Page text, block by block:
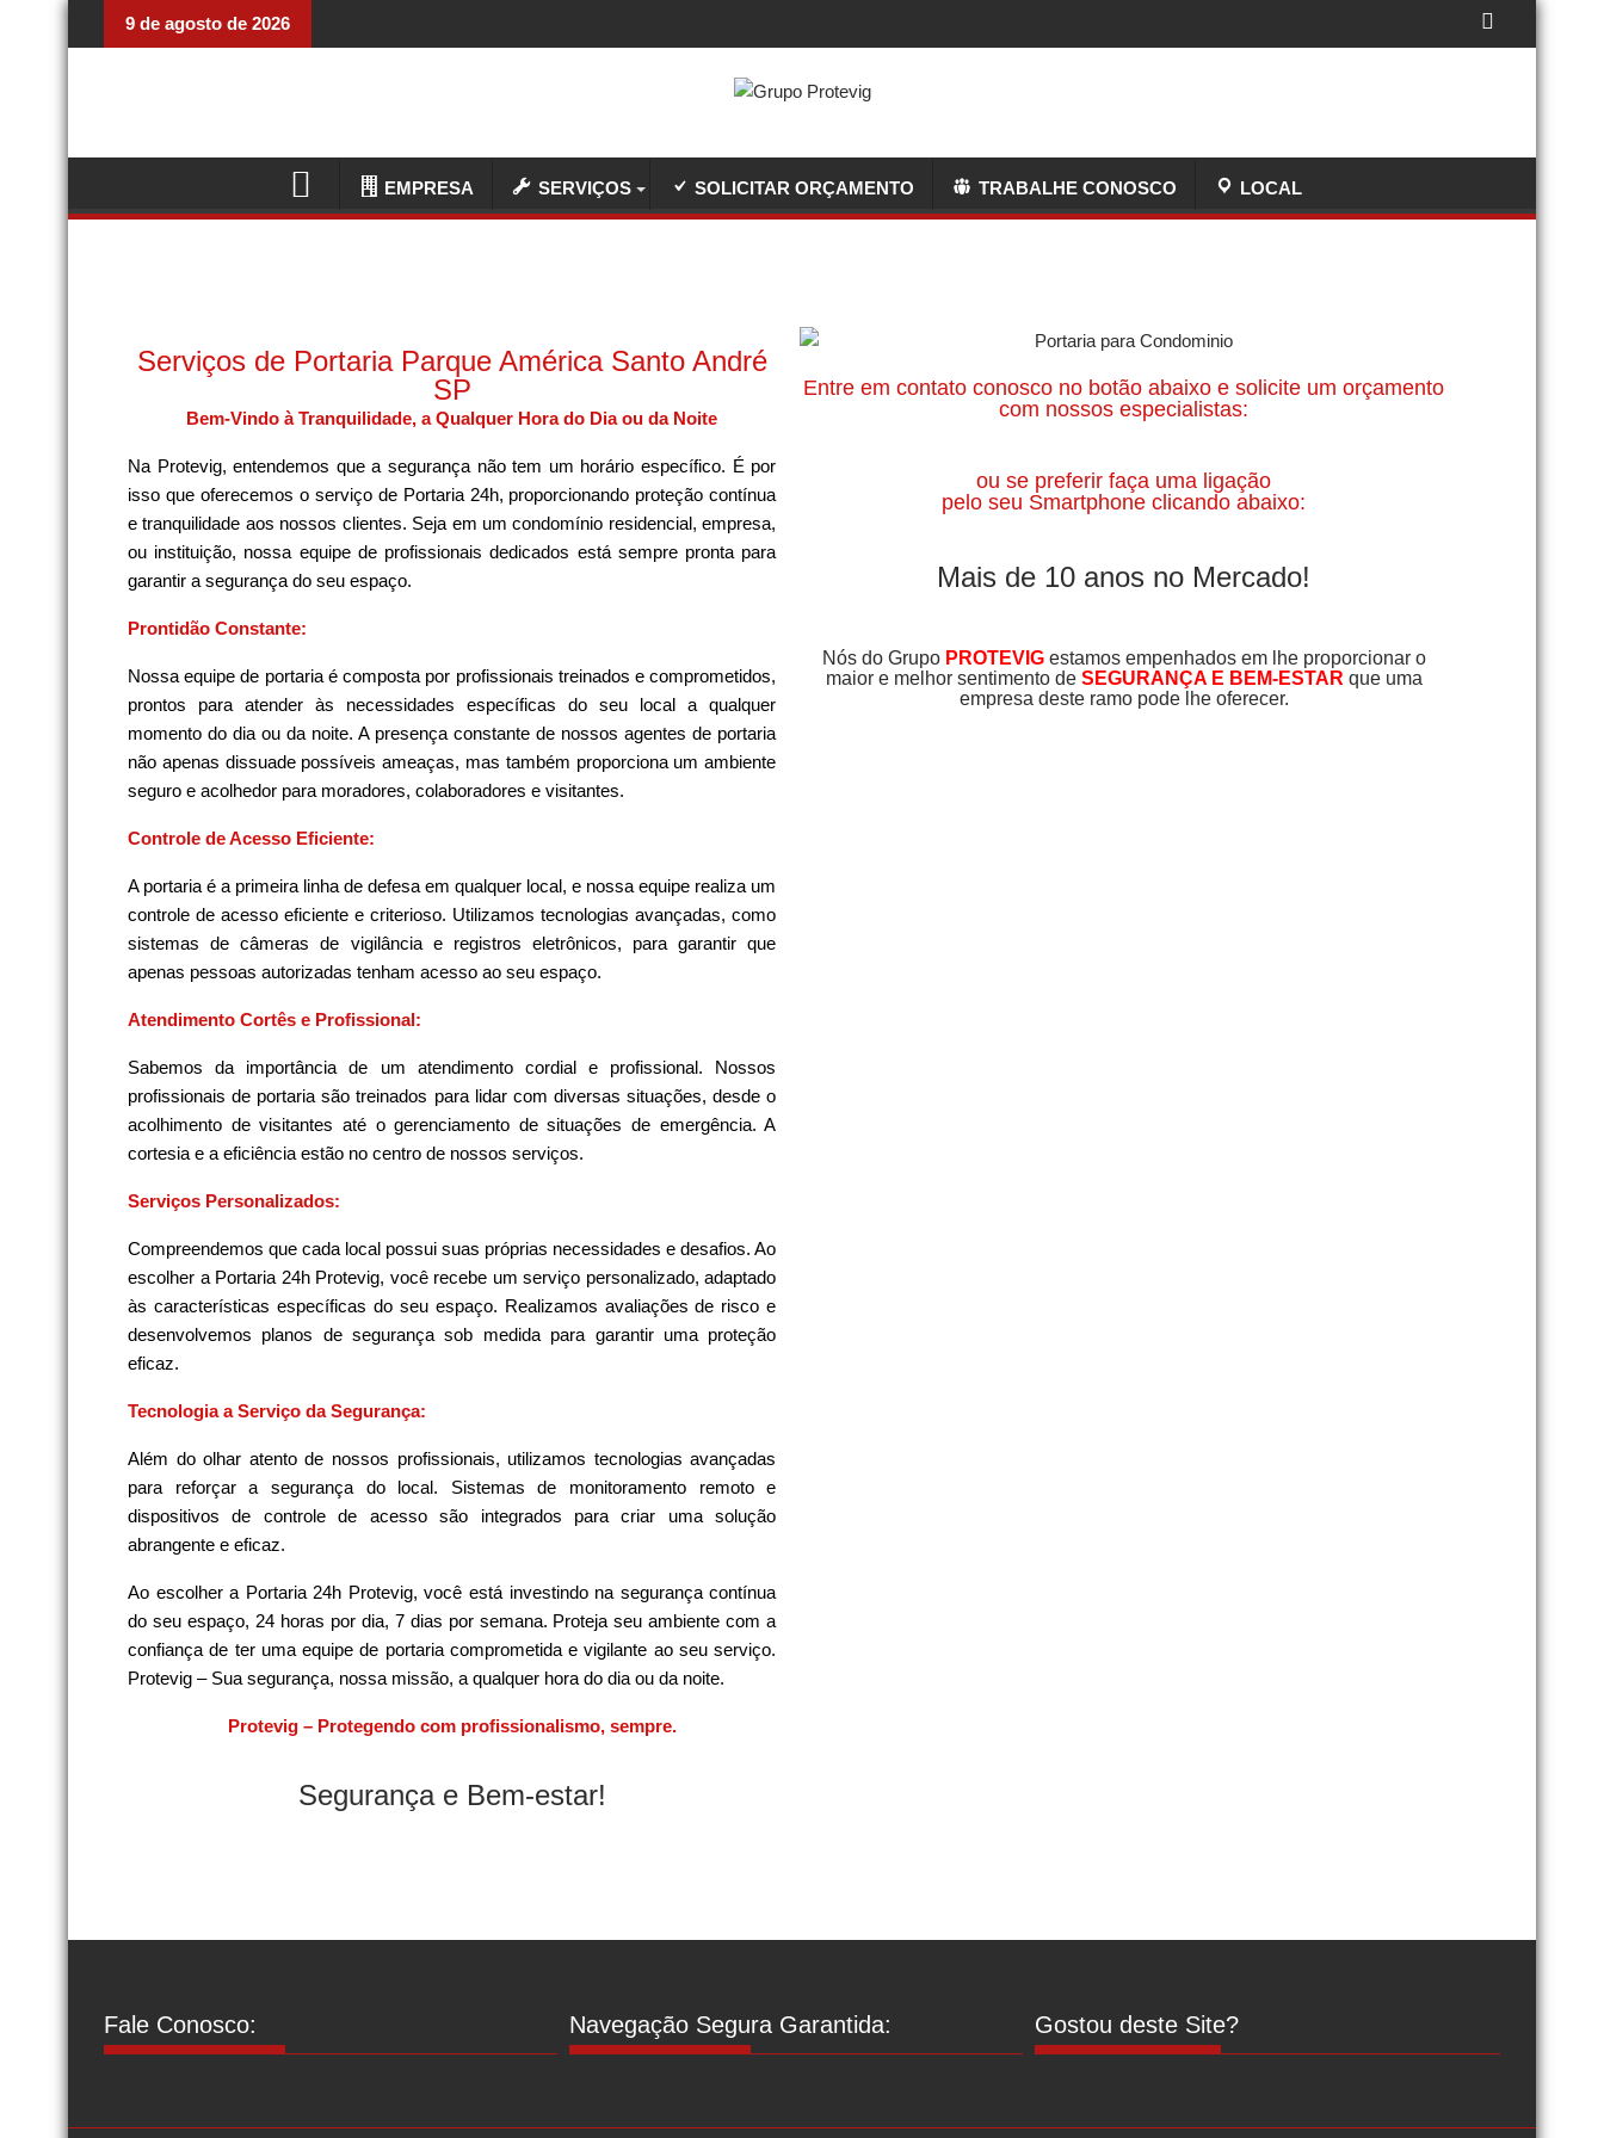
9 de agosto de 2026
EMPRESA SERVIÇOS SOLICITAR ORÇAMENTO TRABALHE CONOSCO LOCAL
Serviços de Portaria Parque América Santo André
SP
Bem-Vindo à Tranquilidade, a Qualquer Hora do Dia ou da Noite
Na Protevig, entendemos que a segurança não tem um horário específico. É por
isso que oferecemos o serviço de Portaria 24h, proporcionando proteção contínua
e tranquilidade aos nossos clientes. Seja em um condomínio residencial, empresa,
ou instituição, nossa equipe de profissionais dedicados está sempre pronta para
garantir a segurança do seu espaço.
Prontidão Constante:
Nossa equipe de portaria é composta por profissionais treinados e comprometidos,
prontos para atender às necessidades específicas do seu local a qualquer
momento do dia ou da noite. A presença constante de nossos agentes de portaria
não apenas dissuade possíveis ameaças, mas também proporciona um ambiente
seguro e acolhedor para moradores, colaboradores e visitantes.
Controle de Acesso Eficiente:
A portaria é a primeira linha de defesa em qualquer local, e nossa equipe realiza um
controle de acesso eficiente e criterioso. Utilizamos tecnologias avançadas, como
sistemas de câmeras de vigilância e registros eletrônicos, para garantir que
apenas pessoas autorizadas tenham acesso ao seu espaço.
Atendimento Cortês e Profissional:
Sabemos da importância de um atendimento cordial e profissional. Nossos
profissionais de portaria são treinados para lidar com diversas situações, desde o
acolhimento de visitantes até o gerenciamento de situações de emergência. A
cortesia e a eficiência estão no centro de nossos serviços.
Serviços Personalizados:
Compreendemos que cada local possui suas próprias necessidades e desafios. Ao
escolher a Portaria 24h Protevig, você recebe um serviço personalizado, adaptado
às características específicas do seu espaço. Realizamos avaliações de risco e
desenvolvemos planos de segurança sob medida para garantir uma proteção
eficaz.
Tecnologia a Serviço da Segurança:
Além do olhar atento de nossos profissionais, utilizamos tecnologias avançadas
para reforçar a segurança do local. Sistemas de monitoramento remoto e
dispositivos de controle de acesso são integrados para criar uma solução
abrangente e eficaz.
Ao escolher a Portaria 24h Protevig, você está investindo na segurança contínua
do seu espaço, 24 horas por dia, 7 dias por semana. Proteja seu ambiente com a
confiança de ter uma equipe de portaria comprometida e vigilante ao seu serviço.
Protevig – Sua segurança, nossa missão, a qualquer hora do dia ou da noite.
Protevig – Protegendo com profissionalismo, sempre.
Segurança e Bem-estar!
Entre em contato conosco no botão abaixo e solicite um orçamento
com nossos especialistas:
ou se preferir faça uma ligação
pelo seu Smartphone clicando abaixo:
Mais de 10 anos no Mercado!
Nós do Grupo PROTEVIGestamos empenhados em lhe proporcionar o
maior e melhor sentimento de SEGURANÇA E BEM-ESTAR que uma
empresa deste ramo pode lhe oferecer.
Fale Conosco: Navegação Segura Garantida: Gostou deste Site?